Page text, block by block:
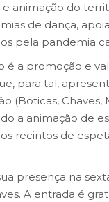
animação do
de dança,
pela pandemia
é a promoção e
para tal,
(Boticas,
a animação de
recintos de
presença na
A entrada é